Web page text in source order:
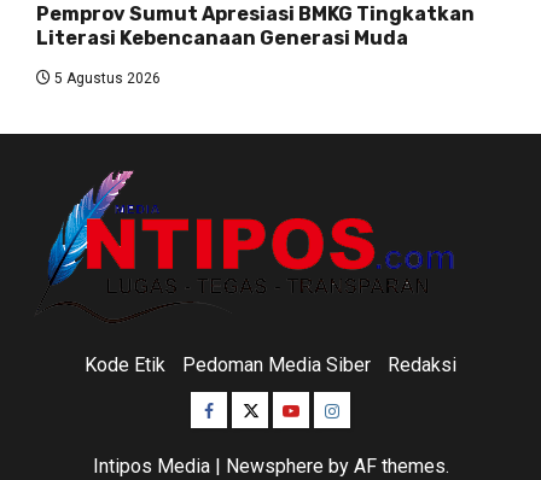
Pemprov Sumut Apresiasi BMKG Tingkatkan
Literasi Kebencanaan Generasi Muda
5 Agustus 2026
Kode Etik Pedoman Media Siber Redaksi
Facebook
TwitterYoutubeInstagram
Intipos Media | Newsphereby AF themes.